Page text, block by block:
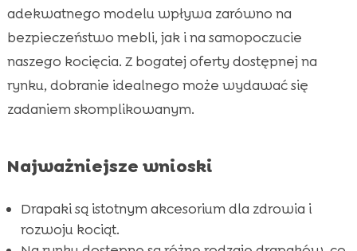
 Jak wybrać odpowiedni drapak dla kocięcia?
 Materiał drapaka: Co warto wiedzieć?
 Wybór drapaka odpowiedniego wielkością
 Lokalizacja drapaka w domu
 Drapaki wielofunkcyjne
fizyczne kota
 Wymiana drapaka: Kiedy to zrobić?
 Pielęgnacja pazurów a drapak
adekwatnego modelu wpływa zarówno na
bezpieczeństwo mebli, jak i na samopoczucie
naszego kocięcia. Z bogatej oferty dostępnej na
rynku, dobranie idealnego może wydawać się
zadaniem skomplikowanym.
Najważniejsze wnioski
Drapaki są istotnym akcesorium dla zdrowia i
rozwoju kociąt.